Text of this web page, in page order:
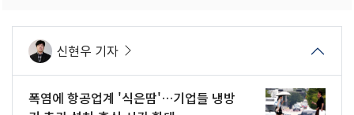
신현우 기자
폭염에 항공업계 '식은땀'…기업들 냉방